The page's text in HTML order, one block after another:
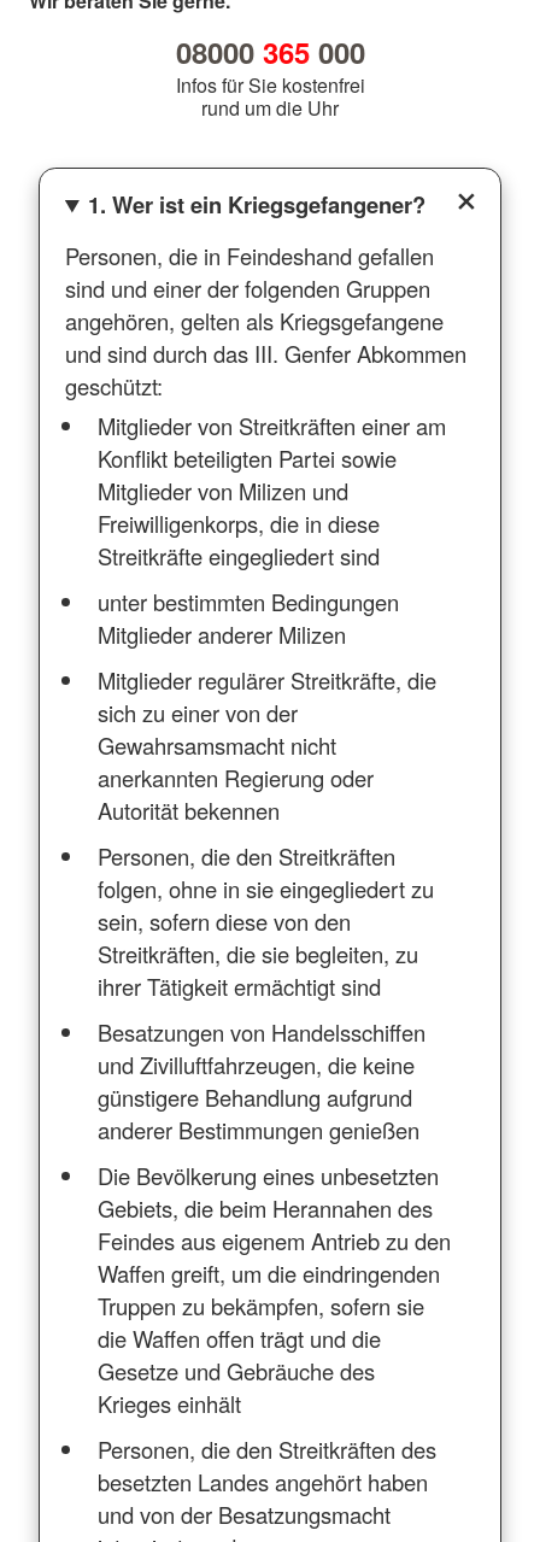
08000 365000
Infos für Sie kostenfrei
rund um die Uhr
1. Wer ist ein Kriegsgefangener?
Personen, die in Feindeshand gefallen
sind und einer der folgenden Gruppen
angehören, gelten als Kriegsgefangene
und sind durch das III. Genfer Abkommen
geschützt:
Mitglieder von Streitkräften einer am
Konflikt beteiligten Partei sowie
Mitglieder von Milizen und
Freiwilligenkorps, die in diese
Streitkräfte eingegliedert sind
unter bestimmten Bedingungen
Mitglieder anderer Milizen
Mitglieder regulärer Streitkräfte, die
sich zu einer von der
Gewahrsamsmacht nicht
anerkannten Regierung oder
Autorität bekennen
Personen, die den Streitkräften
folgen, ohne in sie eingegliedert zu
sein, sofern diese von den
Streitkräften, die sie begleiten, zu
ihrer Tätigkeit ermächtigt sind
Besatzungen von Handelsschiffen
und Zivilluftfahrzeugen, die keine
günstigere Behandlung aufgrund
anderer Bestimmungen genießen
Die Bevölkerung eines unbesetzten
Gebiets, die beim Herannahen des
Feindes aus eigenem Antrieb zu den
Waffen greift, um die eindringenden
Truppen zu bekämpfen, sofern sie
die Waffen offen trägt und die
Gesetze und Gebräuche des
Krieges einhält
Personen, die den Streitkräften des
besetzten Landes angehört haben
und von der Besatzungsmacht